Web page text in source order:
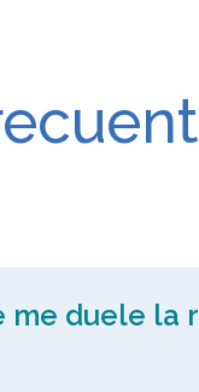
me duele la